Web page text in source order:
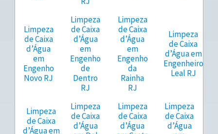
Limpeza
de Caixa
d’Água
em
Engenho
Novo RJ
Limpeza
de Caixa
d’Água
em
Engenho
de
Dentro
RJ
Limpeza
de Caixa
d’Água
em
Engenho
da
Rainha
RJ
Limpeza
de Caixa
d’Água em
Engenheiro
Leal RJ
Limpeza
de Caixa
d’Água em
Limpeza
de Caixa
d’Água
Limpeza
de Caixa
d’Água
Limpeza
de Caixa
d’Água